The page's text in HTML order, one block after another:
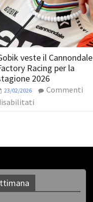
veste il Cannondale
Racing per la
2026
23/02/2026
Commenti